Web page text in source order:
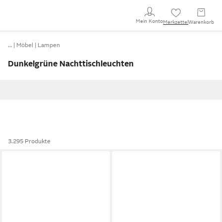
Mein KontoMerkzettel Warenkorb
… Möbel Lampen
Dunkelgrüne Nachttischleuchten
3.295 Produkte